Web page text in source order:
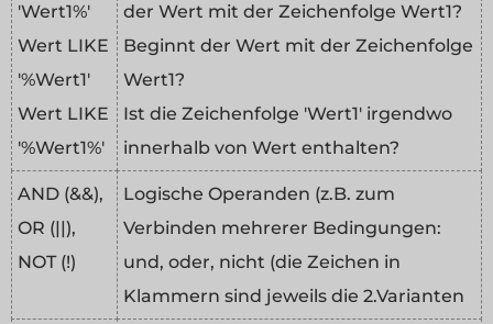
'Wert1%'
Wert LIKE
'%Wert1'
Wert LIKE
'%Wert1%'
der Wert mit der Zeichenfolge Wert1?
Beginnt der Wert mit der Zeichenfolge
Wert1?
Ist die Zeichenfolge 'Wert1' irgendwo
innerhalb von Wert enthalten?
AND (&&),
OR (||),
NOT (!)
Logische Operanden (z.B. zum
Verbinden mehrerer Bedingungen:
und, oder, nicht (die Zeichen in
Klammern sind jeweils die 2.Varianten